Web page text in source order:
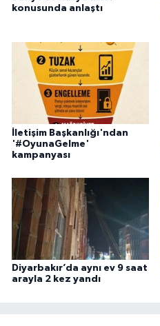
konusunda anlaştı
İletişim Başkanlığı'ndan
'#OyunaGelme'
kampanyası
Diyarbakır’da aynı ev 9 saat
arayla 2 kez yandı